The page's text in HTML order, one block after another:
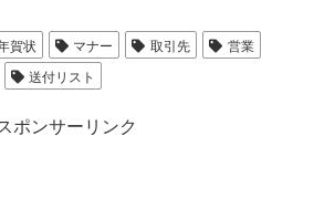
賀状 マナー 取引先
営業
送付リスト
ポンサーリンク